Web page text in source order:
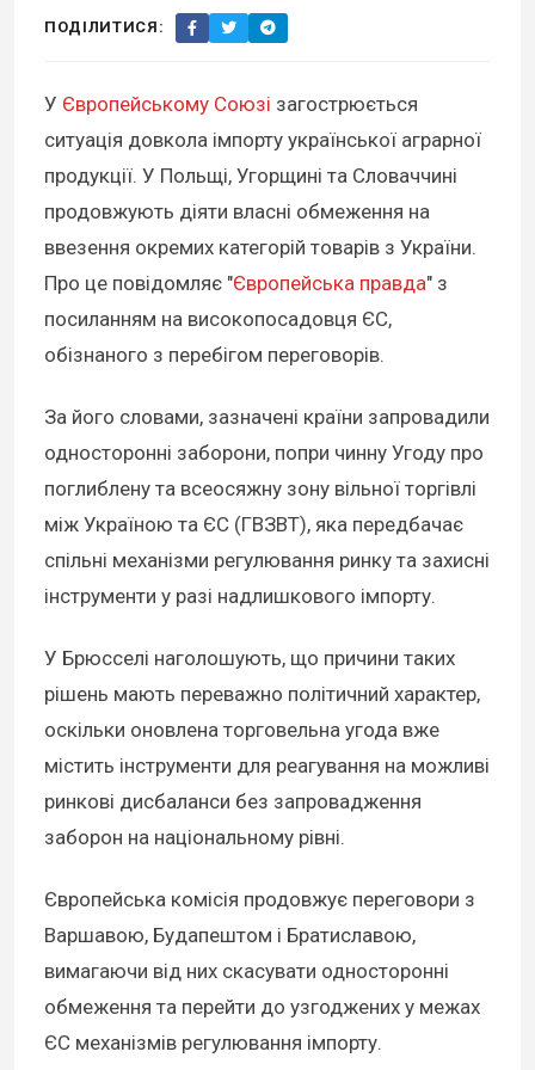
ПОДІЛИТИСЯ:
У Європейському Союзі загострюється
ситуація довкола імпорту української аграрної
продукції. У Польщі, Угорщині та Словаччині
продовжують діяти власні обмеження на
ввезення окремих категорій товарів з України.
Про це повідомляє "Європейська правда" з
посиланням на високопосадовця ЄС,
обізнаного з перебігом переговорів.
За його словами, зазначені країни запровадили
односторонні заборони, попри чинну Угоду про
поглиблену та всеосяжну зону вільної торгівлі
між Україною та ЄС (ГВЗВТ), яка передбачає
спільні механізми регулювання ринку та захисні
інструменти у разі надлишкового імпорту.
У Брюсселі наголошують, що причини таких
рішень мають переважно політичний характер,
оскільки оновлена торговельна угода вже
містить інструменти для реагування на можливі
ринкові дисбаланси без запровадження
заборон на національному рівні.
Європейська комісія продовжує переговори з
Варшавою, Будапештом і Братиславою,
вимагаючи від них скасувати односторонні
обмеження та перейти до узгоджених у межах
ЄС механізмів регулювання імпорту.